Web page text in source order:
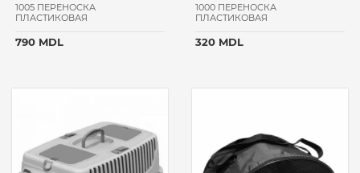
1005 ПЕРЕНОСКА
ПЛАСТИКОВАЯ
790 MDL
1000 ПЕРЕНОСКА
ПЛАСТИКОВАЯ
320 MDL